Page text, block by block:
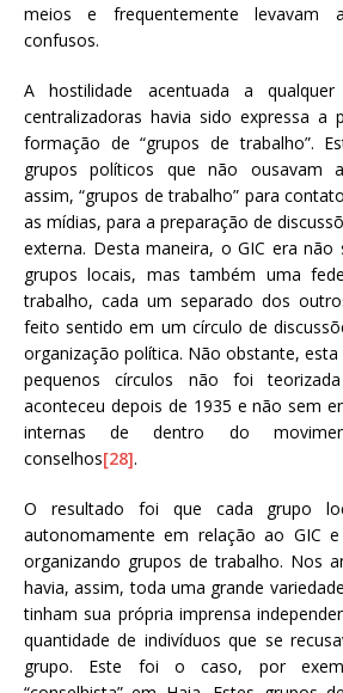
meios e frequentemente
confusos.
A hostilidade acentuada a
centralizadoras havia sido expressa a
formação de “grupos de trabalho”.
grupos políticos que não ousavam
assim, “grupos de trabalho” para
as mídias, para a preparação de
externa. Desta maneira, o GIC era
grupos locais, mas também uma
trabalho, cada um separado dos
feito sentido em um círculo de
organização política. Não obstante,
pequenos círculos não foi
aconteceu depois de 1935 e não sem
internas de dentro do
conselhos[28].
O resultado foi que cada grupo
autonomamente em relação ao GIC
organizando grupos de trabalho. Nos
havia, assim, toda uma grande
tinham sua própria imprensa
quantidade de indivíduos que se
grupo. Este foi o caso, por